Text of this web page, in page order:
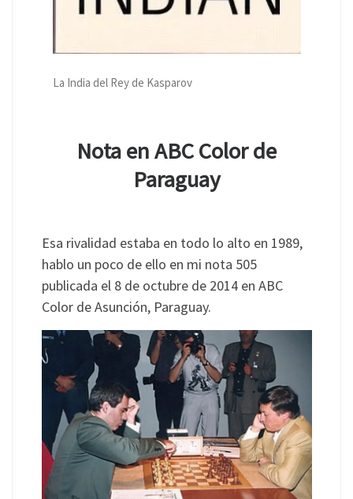
La India del Rey de Kasparov
Nota en ABC Color de
Paraguay
Esa rivalidad estaba en todo lo alto en 1989,
hablo un poco de ello en mi nota 505
publicada el 8 de octubre de 2014 en ABC
Color de Asunción, Paraguay.